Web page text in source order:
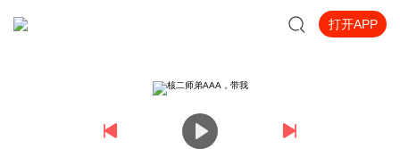
打开APP